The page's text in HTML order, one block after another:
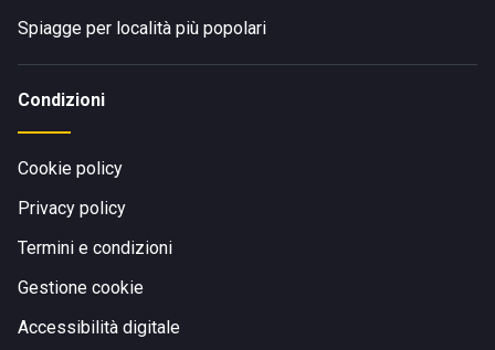
Spiagge per località più popolari
Condizioni
Cookie policy
Privacy policy
Termini e condizioni
Gestione cookie
Accessibilità digitale